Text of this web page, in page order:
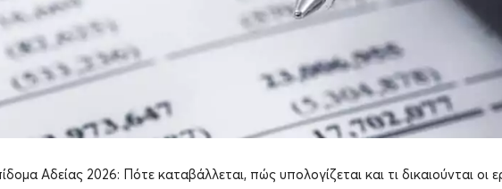
Αδείας 2026: Πότε καταβάλλεται, πώς υπολογίζεται και τι δικαιούνται οι